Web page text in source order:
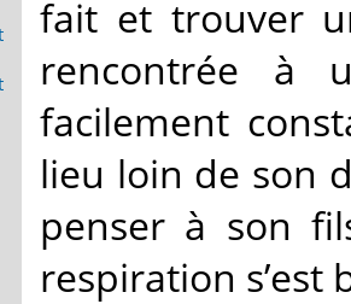
fait et trouver
rencontrée à
facilement
lieu loin de son
penser à son
respiration